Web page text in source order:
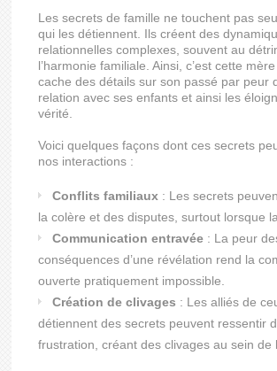
Les secrets de famille ne touchent pas
qui les détiennent. Ils créent des
relationnelles complexes, souvent au
l’harmonie familiale. Ainsi, c’est cette
cache des détails sur son passé par peur
relation avec ses enfants et ainsi les
vérité.
Voici quelques façons dont ces secrets
nos interactions :
Conflits familiaux : Les secrets
la colère et des disputes, surtout lorsque
Communication entravée : La peur
conséquences d’une révélation rend la
ouverte pratiquement impossible.
Création de clivages : Les alliés de
détiennent des secrets peuvent ressentir
frustration, créant des clivages au sein de